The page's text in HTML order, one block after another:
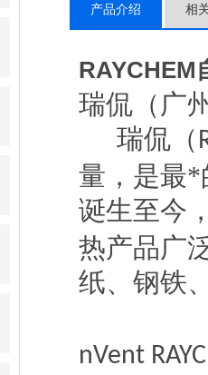
产品介绍 相
RAYCHEM
瑞侃（广
瑞侃（
量，是最*
诞生至今
热产品广
纸、钢铁
nVent